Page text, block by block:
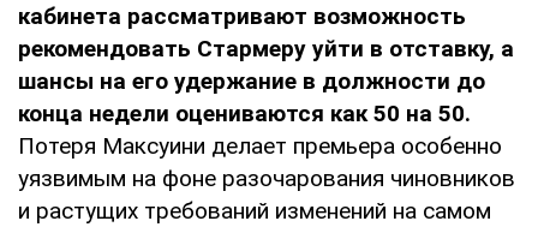
кабинета рассматривают возможность
рекомендовать Стармеру уйти в отставку, а
шансы на его удержание в должности до
конца недели оцениваются как 50 на 50.
Потеря Максуини делает премьера особенно
уязвимым на фоне разочарования чиновников
и растущих требований изменений на самом